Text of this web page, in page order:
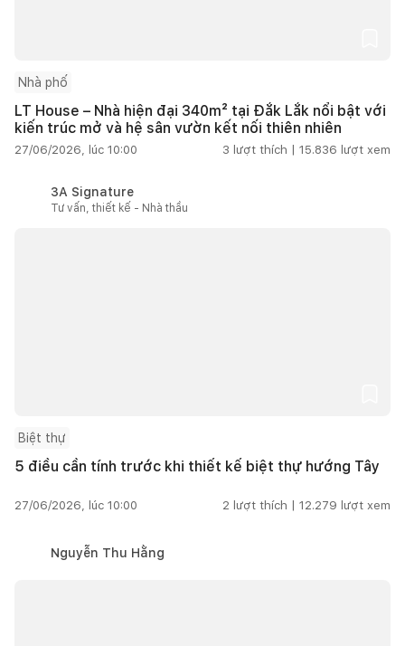
Nhà phố
LT House – Nhà hiện đại 340m² tại Đắk Lắk nổi bật với
kiến trúc mở và hệ sân vườn kết nối thiên nhiên
27/06/2026, lúc 10:00 3 lượt thích | 15.836 lượt xem
3A Signature
Tư vấn, thiết kế - Nhà thầu
Biệt thự
5 điều cần tính trước khi thiết kế biệt thự hướng Tây
27/06/2026, lúc 10:00 2 lượt thích | 12.279 lượt xem
Nguyễn Thu Hằng